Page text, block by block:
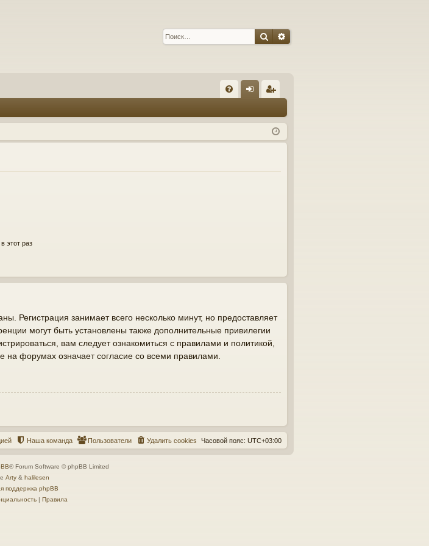
ПоискРасширенный поиск
Q д ис
тр
этот раз
Регистрация занимает всего несколько минут, но предоставляет
могут быть установлены также дополнительные привилегии
вам следует ознакомиться с правилами и политикой,
форумах означает согласие со всеми правилами.
Часовой пояс: UTC+03:00
Удалить cookies
Пользователи
Наша команда
® Forum Software © phpBB Limited
Arty & halilesen
поддержка phpBB
| Правила